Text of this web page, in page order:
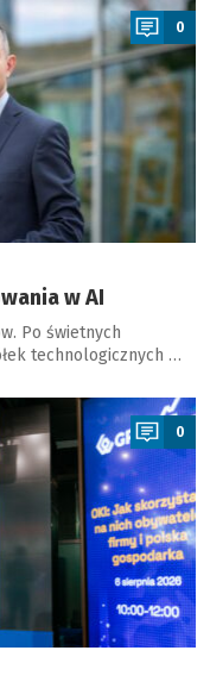
0
w AI
Po świetnych
technologicznych …
0